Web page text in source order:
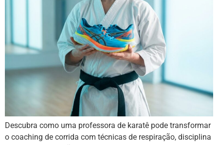
Descubra como uma professora de karatê pode transformar
o coaching de corrida com técnicas de respiração, disciplina